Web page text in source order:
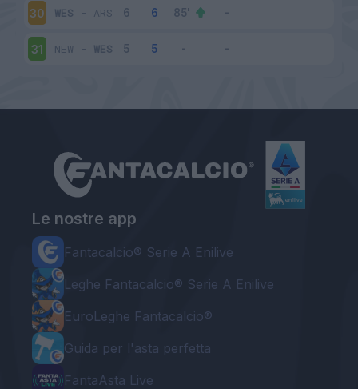
30 WES - ARS
31 NEW - WES
Le nostre app
Fantacalcio® Serie A Enilive
Leghe Fantacalcio® Serie A Enilive
EuroLeghe Fantacalcio®
Guida per l'asta perfetta
FantaAsta Live